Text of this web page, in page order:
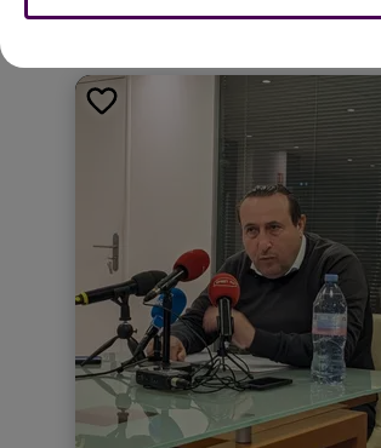
possible"confie Charles Maarek.